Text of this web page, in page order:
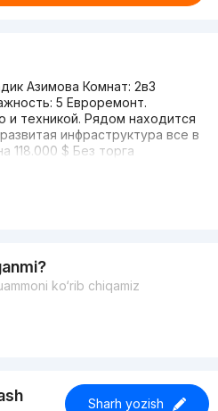
Азимова Комнат: 2в3
5 Евроремонт.
и техникой. Рядом находится
инфраструктура все в
118.000 $ Без торга
ko‘rib chiqamiz
Sharh yozish